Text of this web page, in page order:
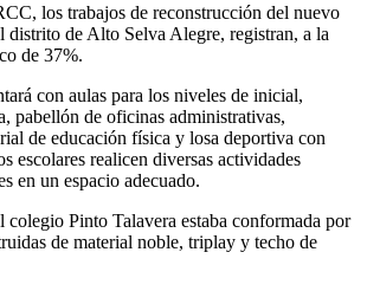
los trabajos de reconstrucción del nuevo
distrito de Alto Selva Alegre, registran, a la
de 37%.
con aulas para los niveles de inicial,
pabellón de oficinas administrativas,
de educación física y losa deportiva con
escolares realicen diversas actividades
en un espacio adecuado.
colegio Pinto Talavera estaba conformada por
de material noble, triplay y techo de